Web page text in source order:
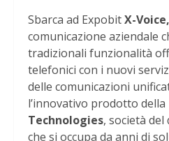
Sbarca ad ExpobitX-
comunicazione aziendale
tradizionali funzionalità
telefonici con i nuovi
delle comunicazioni
l’innovativo prodotto della
Technologies, società
che si occupa da anni di